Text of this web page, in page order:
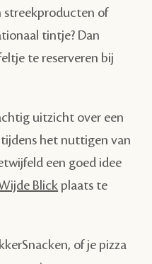
streekproducten of
tintje? Dan
te reserveren bij
uitzicht over een
het nuttigen van
een goed idee
Blick plaats te
of je pizza